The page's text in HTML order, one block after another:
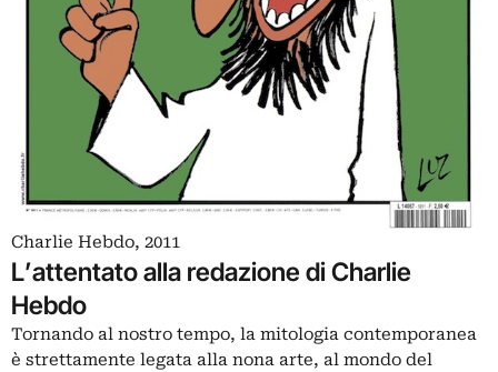
Charlie Hebdo, 2011
L’attentato alla redazione di Charlie
Hebdo
Tornando al nostro tempo, la mitologia contemporanea
è strettamente legata alla nona arte, al mondo del